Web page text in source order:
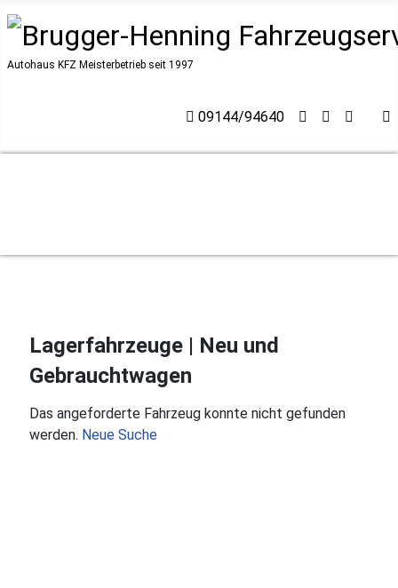
Autohaus KFZ Meisterbetrieb seit 1997
09144/94640
Lagerfahrzeuge | Neu und
Gebrauchtwagen
Das angeforderte Fahrzeug konnte nicht gefunden
werden. Neue Suche